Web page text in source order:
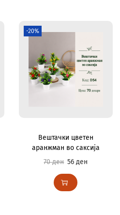
-20%
Вештачки цветен
аранжман во саксија
70ден 56ден